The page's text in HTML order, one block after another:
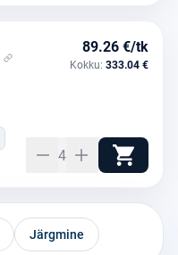
89.26 €/tk
Kokku: 333.04 €
4
Järgmine